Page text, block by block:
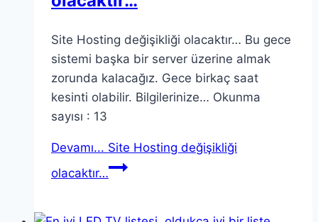
Site Hosting değişikliği olacaktır… Bu gece
sistemi başka bir server üzerine almak
zorunda kalacağız. Gece birkaç saat
kesinti olabilir. Bilgilerinize… Okunma
sayısı : 13
Devamı... Site Hosting değişikliği
olacaktır…